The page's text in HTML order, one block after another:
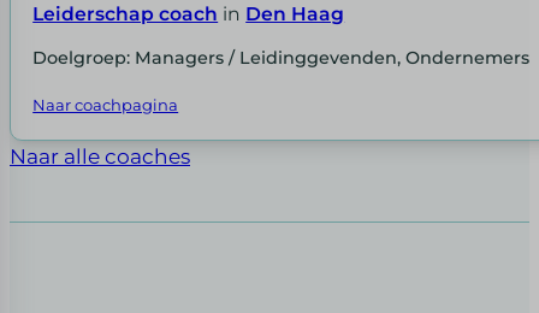
Leiderschap coach in Den Haag
Doelgroep: Managers / Leidinggevenden, Ondernemers
Naar coachpagina
Naar alle coaches